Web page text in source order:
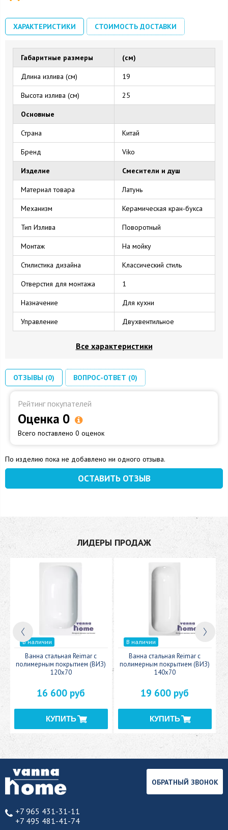
ХАРАКТЕРИСТИКИ СТОИМОСТЬ ДОСТАВКИ
Габаритные размеры (см)
Длина излива (см) 19
Высота излива (см) 25
Основные
Страна Китай
Бренд Viko
Изделие Смесители и душ
Материал товара Латунь
Механизм Керамическая кран-букса
Тип Излива Поворотный
Монтаж На мойку
Стилистика дизайна Классический стиль
Отверстия для монтажа 1
Назначение Для кухни
Управление Двухвентильное
Все характеристики
ОТЗЫВЫ (0) ВОПРОС-ОТВЕТ (0)
Рейтинг покупателей
Оценка 0
Всего поставлено 0 оценок
По изделию пока не добавлено ни одного отзыва.
ОСТАВИТЬ ОТЗЫВ
ЛИДЕРЫ ПРОДАЖ
В наличии
Ванна стальная Reimar с
полимерным покрытием (ВИЗ)
120x70
16 600 руб
В наличии
Ванна стальная Reimar с
полимерным покрытием (ВИЗ)
140x70
19 600 руб
+7 965 431-31-11
+7 495 481-41-74
ОБРАТНЫЙ ЗВОНОК